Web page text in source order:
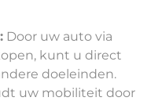
Door uw auto via
kunt u direct
doeleinden.
uw mobiliteit door